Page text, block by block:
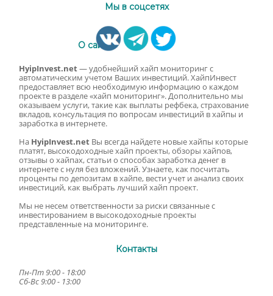
Мы в соцсетях
О сайте
HyipInvest.net— удобнейший хайп мониторинг с
автоматическим учетом Ваших инвестиций. ХайпИнвест
предоставляет всю необходимую информацию о каждом
проекте в разделе «хайп мониторинг». Дополнительно мы
оказываем услуги, такие как выплаты рефбека, страхование
вкладов, консультация по вопросам инвестиций в хайпы и
заработка в интернете.
На HyipInvest.net Вы всегда найдете новые хайпы которые
платят, высокодоходные хайп проекты, обзоры хайпов,
отзывы о хайпах, статьи о способах заработка денег в
интернете с нуля без вложений. Узнаете, как посчитать
проценты по депозитам в хайпе, вести учет и анализ своих
инвестиций, как выбрать лучший хайп проект.
Мы не несем ответственности за риски связанные с
инвестированием в высокодоходные проекты
представленные на мониторинге.
Контакты
Пн-Пт 9:00 - 18:00
Сб-Вс 9:00 - 13:00